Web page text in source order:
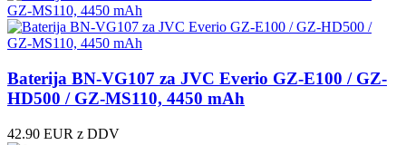
Baterija BN-VG107 za JVC Everio GZ-E100 / GZ-
HD500 / GZ-MS110, 4450 mAh
42.90 EUR z DDV